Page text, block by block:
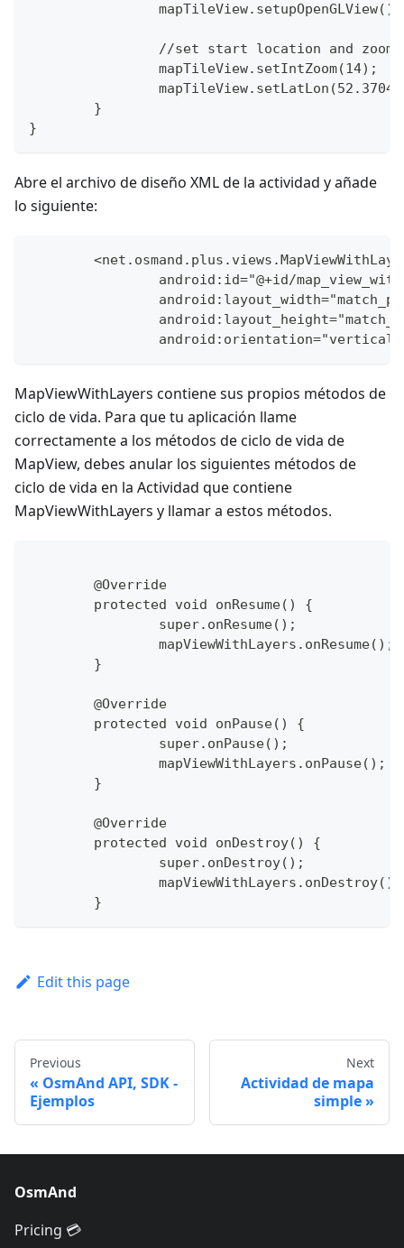
		mapTileView.setupOpenGLView();
//set start location and zoom
		mapTileView.setIntZoom(14);
	}
}
Abre el archivo de diseño XML de la actividad y añade
lo siguiente:
android:id="@+id/
MapViewWithLayers contiene sus propios métodos de
ciclo de vida. Para que tu aplicación llame
correctamente a los métodos de ciclo de vida de
MapView, debes anular los siguientes métodos de
ciclo de vida en la Actividad que contiene
MapViewWithLayers y llamar a estos métodos.
	@Override
	protected void onResume() {
		super.onResume();
		mapViewWithLayers.onResume();
	}
	@Override
	protected void onPause() {
		super.onPause();
		mapViewWithLayers.onPause();
	}
	@Override
	protected void onDestroy() {
		super.onDestroy();
		mapViewWithLayers.onDestroy();
	}
Edit this page
Previous
OsmAnd API, SDK -
Ejemplos
Next
Actividad de mapa
simple
OsmAnd
Pricing 💳